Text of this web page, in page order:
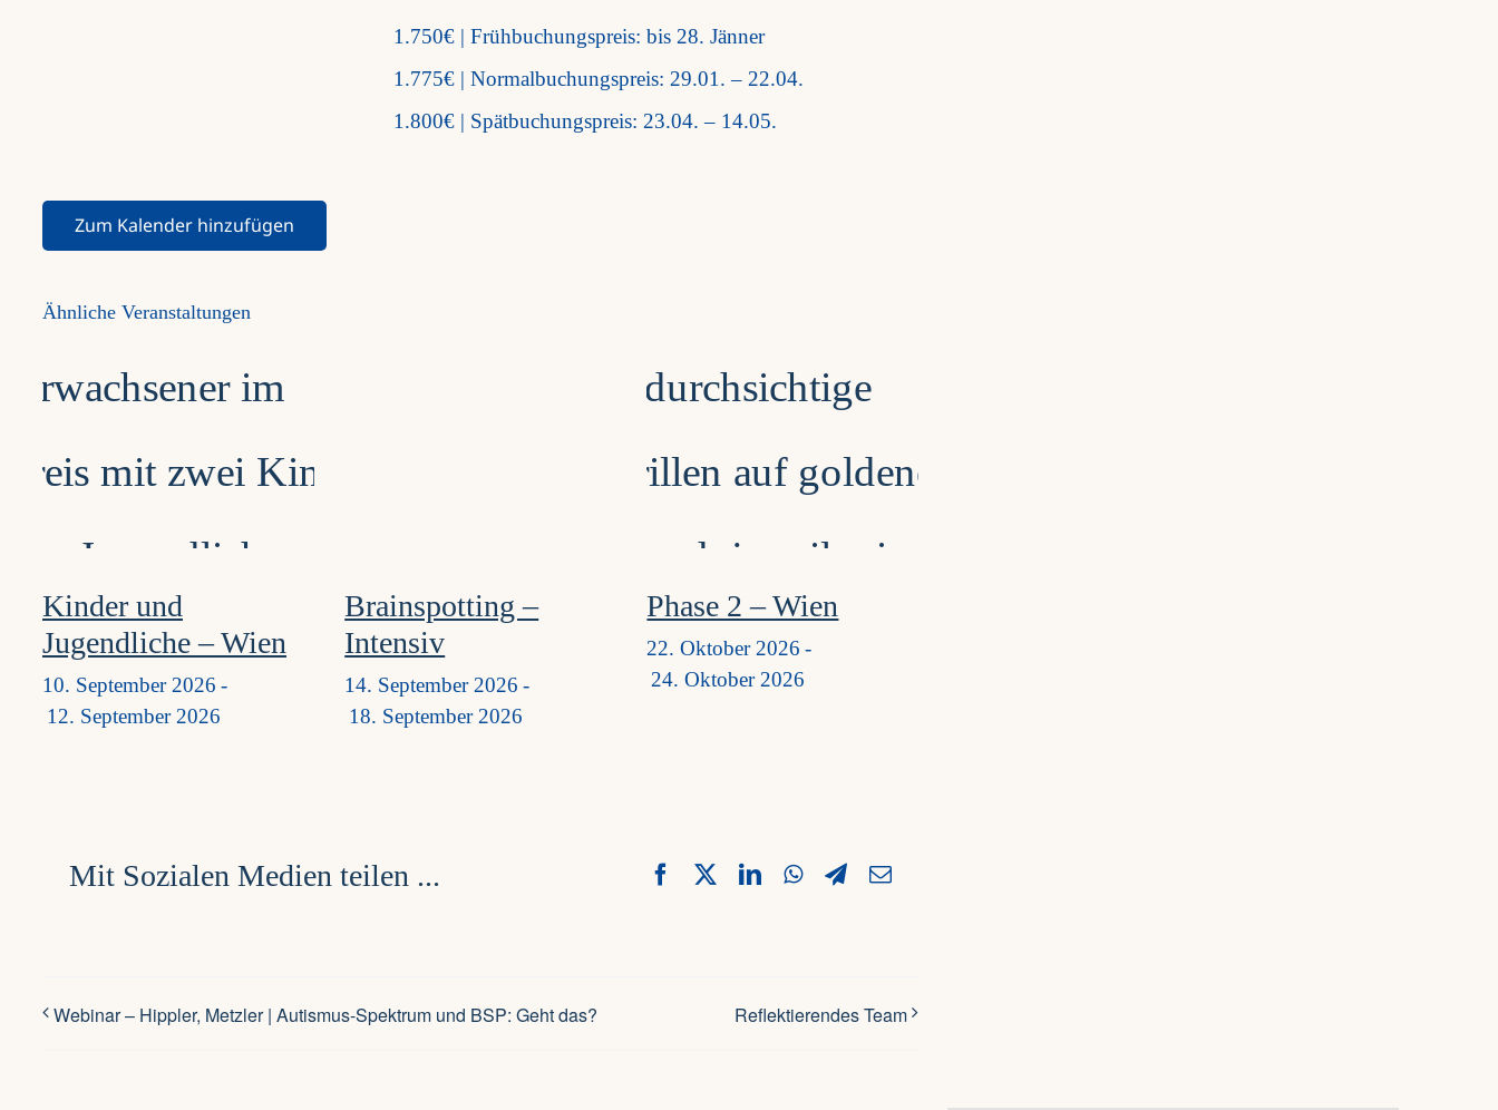
1.750€ | Frühbuchungspreis: bis 28. Jänner
1.775€ | Normalbuchungspreis: 29.01. – 22.04.
1.800€ | Spätbuchungspreis: 23.04. – 14.05.
Zum Kalender hinzufügen
Ähnliche Veranstaltungen
Kinder und
Jugendliche – Wien
10. September 2026 -
12. September 2026
Brainspotting –
Intensiv
14. September 2026 -
18. September 2026
Phase 2 – Wien
22. Oktober 2026 -
24. Oktober 2026
Mit Sozialen Medien teilen ... FacebookLinkedInWhatsApp
Telegram
Email
Webinar – Hippler, Metzler | Autismus-Spektrum und BSP: Geht das? Reflektierendes Team